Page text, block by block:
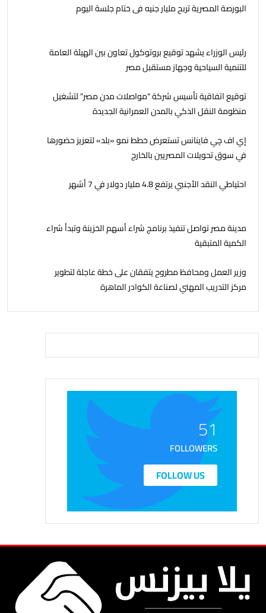
البورصة المصرية تربح مليار جنيه فى ختام جلسة اليوم
رئيس الوزراء يشهد توقيع بروتوكول تعاون بين الهيئة العامة
للتنمية السياحية وجهاز مستقبل مصر
توقيع اتفاقية تأسيس شركة "مواصلات مدن مصر" لتشغيل
منظومة النقل الذكي بالمدن العمرانية الجديدة
إي اف چي فاينانس تستعرض خطط نمو «بلد» لتعزيز حضورها
في سوق تحويلات المصريين بالخارج
احتياطي النقد الأجنبي يرتفع 4.8 مليار دولار في 7 أشهر
مدينة مصر تواصل تنفيذ برنامج شراء أسهم الخزينة وتبدأ شراء
الكمية المتبقية
وزير العمل ومحافظ مطروح يتفقان على خطة عاجلة لتطوير
مركز التدريب المهني لصناعة الكوادر الماهرة
51
FOLLOWERS
FOLLOW US